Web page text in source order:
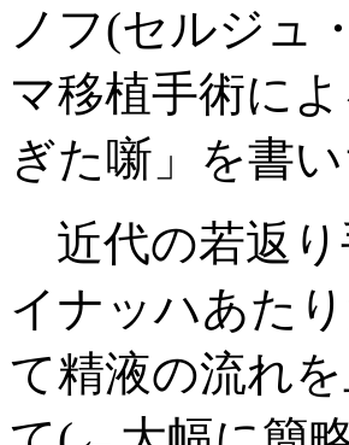
ノフ(セルジュ
マ移植手術に
ぎた噺」を書
近代の若返り
イナッハあた
て精液の流れ